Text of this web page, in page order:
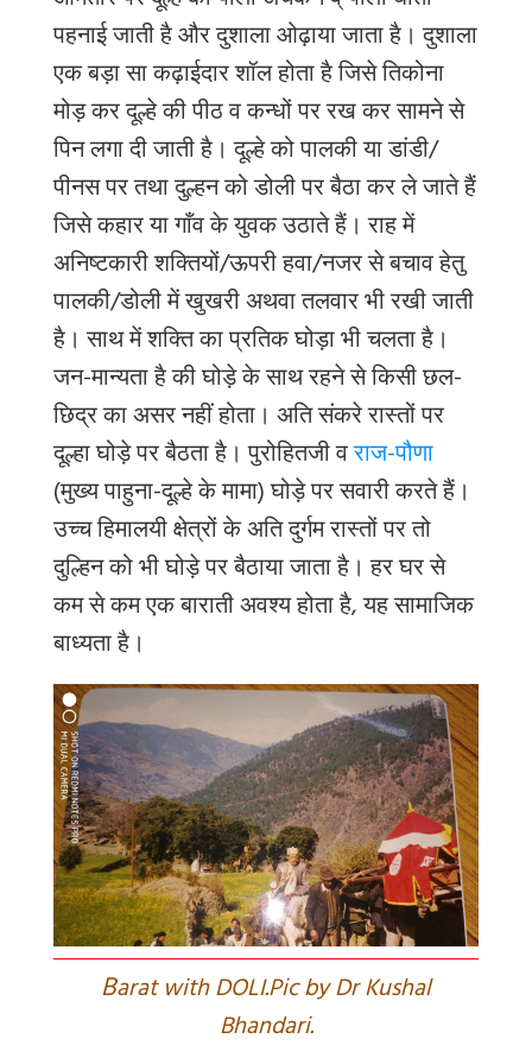
पहनाई जाती है और दुशाला ओढ़ाया जाता है। दुशाला
एक बड़ा सा कढ़ाईदार शॉल होता है जिसे तिकोना
मोड़ कर दूल्हे की पीठ व कन्धों पर रख कर सामने से
पिन लगा दी जाती है। दूल्हे को पालकी या डांडी/
पीनस पर तथा दुल्हन को डोली पर बैठा कर ले जाते हैं
जिसे कहार या गाँव के युवक उठाते हैं। राह में
अनिष्टकारी शक्तियों/ऊपरी हवा/नजर से बचाव हेतु
पालकी/डोली में खुखरी अथवा तलवार भी रखी जाती
है। साथ में शक्ति का प्रतिक घोड़ा भी चलता है।
जन-मान्यता है की घोड़े के साथ रहने से किसी छल-
छिद्र का असर नहीं होता। अति संकरे रास्तों पर
दूल्हा घोड़े पर बैठता है। पुरोहितजी वराज-पौणा
(मुख्य पाहुना-दूल्हे के मामा) घोड़े पर सवारी करते हैं।
उच्च हिमालयी क्षेत्रों के अति दुर्गम रास्तों पर तो
दुल्हिन को भी घोड़े पर बैठाया जाता है। हर घर से
कम से कम एक बाराती अवश्य होता है, यह सामाजिक
बाध्यता है।
Barat with DOLI.Pic by Dr Kushal
Bhandari.